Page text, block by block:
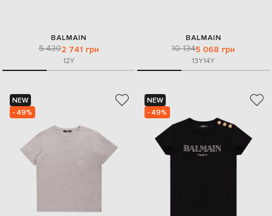
BALMAIN
5 4302 741 грн
12Y
BALMAIN
10 1345 068 грн
13Y14Y
NEW
- 49%
NEW
- 49%